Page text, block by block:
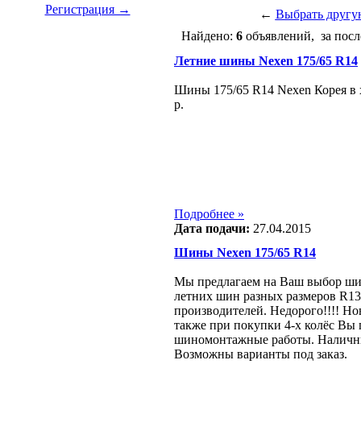
Регистрация →
← Выбрать
Найдено: 6объявлений, за
Летние шины Nexen 175/65 R14
Шины 175/65 R14 Nexen Корея в
р.
Подробнее »
Дата подачи: 27.04.2015
Шины Nexen 175/65 R14
Мы предлагаем на Ваш выбор
летних шин разных размеров
производителей. Недорого!!!!
также при покупки 4-х колёс Вы
шиномонтажные работы.
Возможны варианты под заказ.